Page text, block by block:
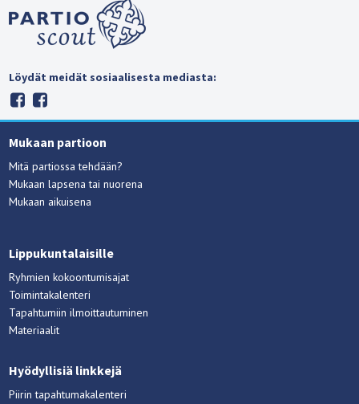
Löydät meidät sosiaalisesta mediasta:
Mukaan partioon
Mitä partiossa tehdään?
Mukaan lapsena tai nuorena
Mukaan aikuisena
Lippukuntalaisille
Ryhmien kokoontumisajat
Toimintakalenteri
Tapahtumiin ilmoittautuminen
Materiaalit
Hyödyllisiä linkkejä
Piirin tapahtumakalenteri